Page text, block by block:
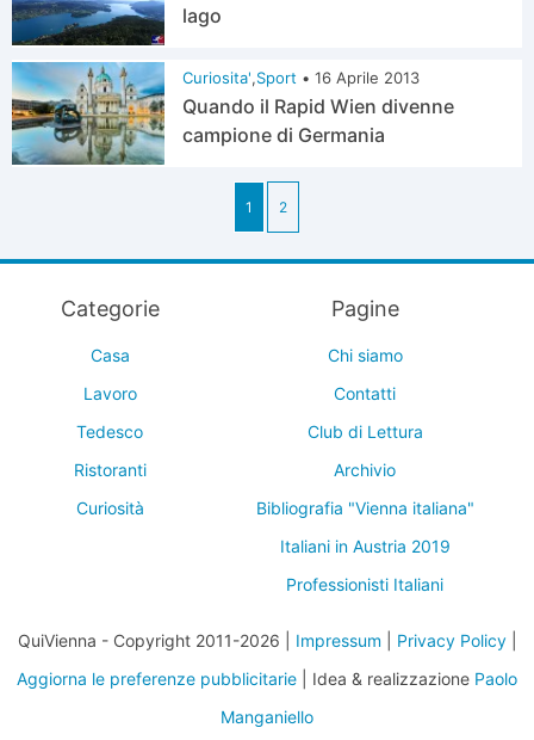
lago
Curiosita',Sport • 16 Aprile 2013
Quando il Rapid Wien divenne
campione di Germania
1 2
Categorie
Casa
Lavoro
Tedesco
Ristoranti
Curiosità
Pagine
Chi siamo
Contatti
Club di Lettura
Archivio
Bibliografia "Vienna italiana"
Italiani in Austria 2019
Professionisti Italiani
QuiVienna - Copyright 2011-2026 | Impressum Privacy Policy|
Aggiorna le preferenze pubblicitarie | Idea & realizzazione Paolo
Manganiello